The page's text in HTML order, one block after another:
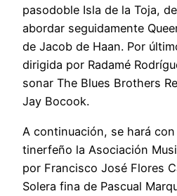
pasodoble Isla de la Toja,
abordar seguidamente
de Jacob de Haan. Por
dirigida por Radamé
sonar The Blues Brothers
Jay Bocook.
A continuación, se hará
tinerfeño la Asociación
por Francisco José Flores
Solera fina de Pascual